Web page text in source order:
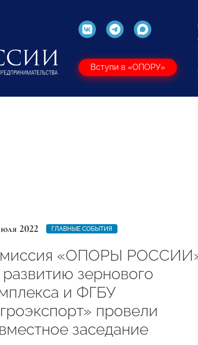
Вступи в «ОПОРУ»
2022 ГЛАВНЫЕ СОБЫТИЯ
«ОПОРЫ
зернового
и ФГБУ
провели
заседание